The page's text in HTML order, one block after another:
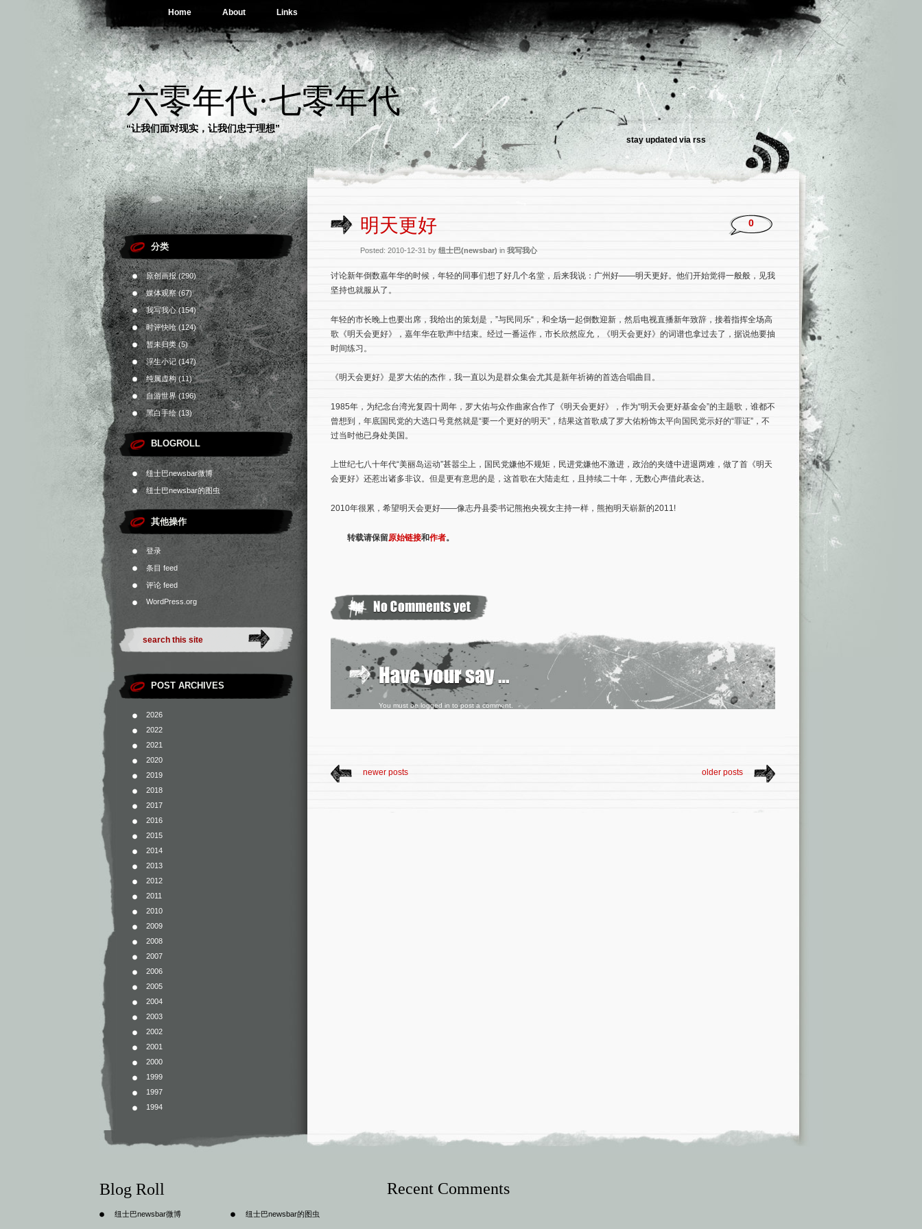
Home About Links
六零年代·七零年代
“让我们面对现实，让我们忠于理想”
stay updated via rss
分类
原创画报(290)
媒体观察(67)
我写我心(154)
时评快呛(124)
暂未归类(5)
浮生小记(147)
纯属虚构(11)
自游世界(196)
黑白手绘(13)
BLOGROLL
纽士巴newsbar微博
纽士巴newsbar的图虫
其他操作
登录
条目 feed
评论 feed
WordPress.org
POST ARCHIVES
2026
2022
2021
2020
2019
2018
2017
2016
2015
2014
2013
2012
2011
2010
2009
2008
2007
2006
2005
2004
2003
2002
2001
2000
1999
1997
1994
明天更好
Posted: 2010-12-31 by 纽士巴(newsbar) in 我写我心
0
讨论新年倒数嘉年华的时候，年轻的同事们想了好几个名堂，后来我说：广州好——明天更好。他们开始觉得一般般，见我
坚持也就服从了。
年轻的市长晚上也要出席，我给出的策划是，”与民同乐“，和全场一起倒数迎新，然后电视直播新年致辞，接着指挥全场高
歌《明天会更好》，嘉年华在歌声中结束。经过一番运作，市长欣然应允，《明天会更好》的词谱也拿过去了，据说他要抽
时间练习。
《明天会更好》是罗大佑的杰作，我一直以为是群众集会尤其是新年祈祷的首选合唱曲目。
1985年，为纪念台湾光复四十周年，罗大佑与众作曲家合作了《明天会更好》，作为“明天会更好基金会”的主题歌，谁都不
曾想到，年底国民党的大选口号竟然就是“要一个更好的明天”，结果这首歌成了罗大佑粉饰太平向国民党示好的“罪证”，不
过当时他已身处美国。
上世纪七八十年代“美丽岛运动”甚嚣尘上，国民党嫌他不规矩，民进党嫌他不激进，政治的夹缝中进退两难，做了首《明天
会更好》还惹出诸多非议。但是更有意思的是，这首歌在大陆走红，且持续二十年，无数心声借此表达。
2010年很累，希望明天会更好——像志丹县委书记熊抱央视女主持一样，熊抱明天崭新的2011!
转载请保留原始链接和作者。
You must be logged in to post a comment.
newer posts older posts
Blog Roll
纽士巴newsbar微博 纽士巴newsbar的图虫
Recent Comments